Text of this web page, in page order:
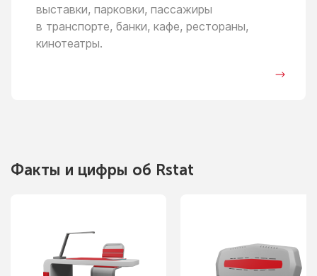
выставки, парковки, пассажиры
в транспорте, банки, кафе, рестораны,
кинотеатры.
Факты и цифры об Rstat